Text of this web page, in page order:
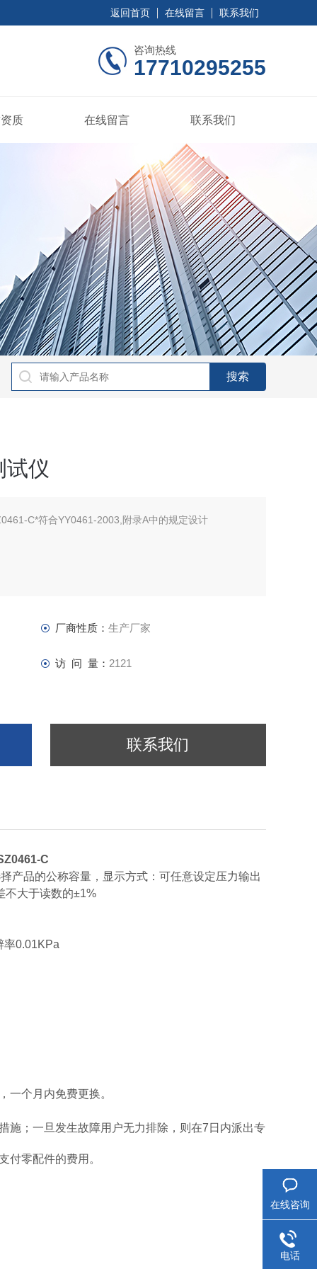
返回首页 在线留言 联系我们
咨询热线
17710295255
质 在线留言 联系我们
试仪
C*符合YY0461-2003,附录A中的规定设计
厂商性质： 生产厂家
访 问 量： 2121
联系我们
C
产品的公称容量，显示方式：可任意设定压力输出
不大于读数的±1%
率0.01KPa
一个月内免费更换。
施；一旦发生故障用户无力排除，则在7日内派出专
修服务用户仅需支付零配件的费用。
在线咨询
电话